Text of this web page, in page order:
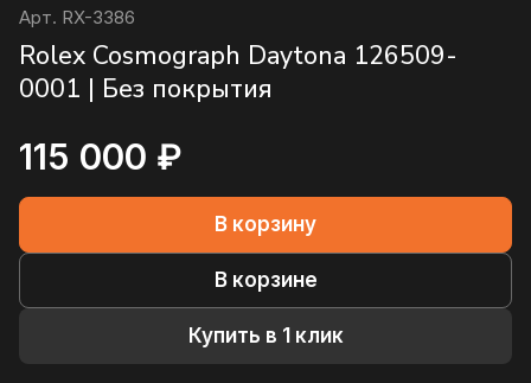
Арт. RX-3386
Rolex Cosmograph Daytona 126509-
0001 | Без покрытия
115 000 ₽
В корзину
В корзине
Купить в 1 клик